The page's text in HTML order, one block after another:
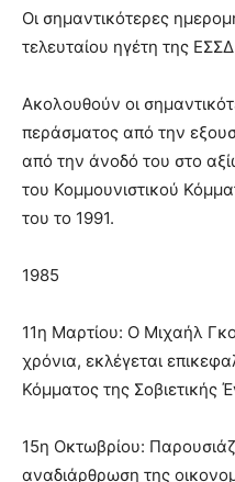
Οι σημαντικότερες
τελευταίου ηγέτη της ΕΣΣΔ
Ακολουθούν οι
περάσματος από την
από την άνοδό του στο
του Κομμουνιστικού
του το 1991.
1985
11η Μαρτίου: Ο Μιχαήλ
χρόνια, εκλέγεται
Κόμματος της Σοβιετικής
15η Οκτωβρίου:
αναδιάρθρωση της